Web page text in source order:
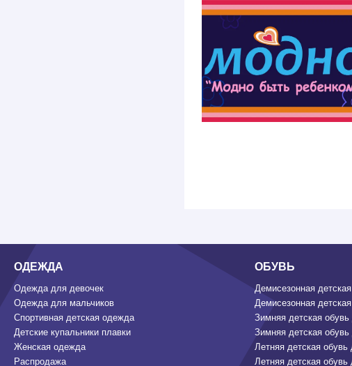
ОДЕЖДА
Одежда для девочек
Одежда для мальчиков
Спортивная детская одежда
Детские купальники плавки
Женская одежда
Распродажа
ОБУВЬ
Демисезонная
Демисезонная
Зимняя детская
Зимняя детская
Летняя детская
Летняя детская обувь